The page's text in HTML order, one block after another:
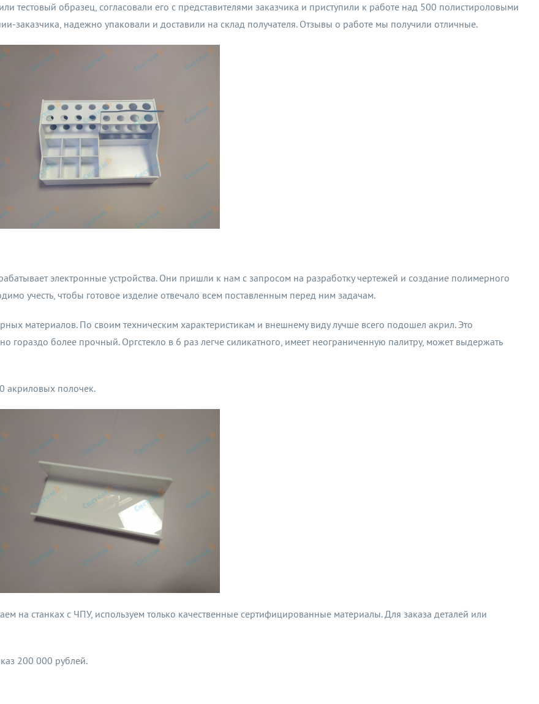
тестовый образец, согласовали его с представителями заказчика и приступили к работе над 500 полистироловыми
заказчика, надежно упаковали и доставили на склад получателя. Отзывы о работе мы получили отличные.
электронные устройства. Они пришли к нам с запросом на разработку чертежей и создание полимерного
учесть, чтобы готовое изделие отвечало всем поставленным перед ним задачам.
материалов. По своим техническим характеристикам и внешнему виду лучше всего подошел акрил. Это
гораздо более прочный. Оргстекло в 6 раз легче силикатного, имеет неограниченную палитру, может выдержать
акриловых полочек.
на станках с ЧПУ, используем только качественные сертифицированные материалы. Для заказа деталей или
200 000 рублей.